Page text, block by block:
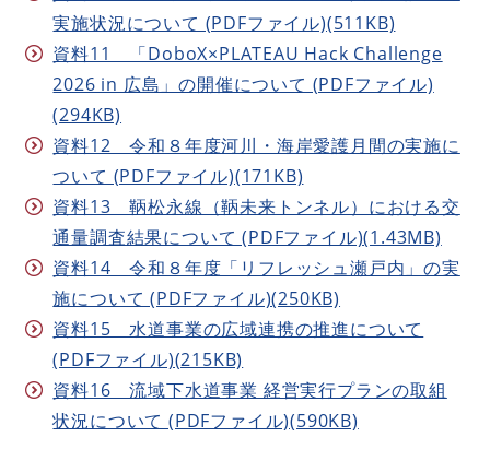
実施状況について (PDFファイル)(511KB)
資料11 「DoboX×PLATEAU Hack Challenge
2026 in 広島」の開催について (PDFファイル)
(294KB)
資料12 令和８年度河川・海岸愛護月間の実施に
ついて (PDFファイル)(171KB)
資料13 鞆松永線（鞆未来トンネル）における交
通量調査結果について (PDFファイル)(1.43MB)
資料14 令和８年度「リフレッシュ瀬戸内」の実
施について (PDFファイル)(250KB)
資料15 水道事業の広域連携の推進について
(PDFファイル)(215KB)
資料16 流域下水道事業 経営実行プランの取組
状況について (PDFファイル)(590KB)